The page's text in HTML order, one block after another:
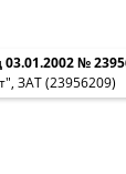
№
ЗАТ (23956209)